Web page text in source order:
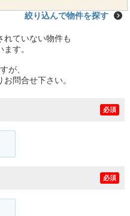
絞り込んで物件を探す
れていない物件も
す。
が、
問合せ下さい。
必須
必須